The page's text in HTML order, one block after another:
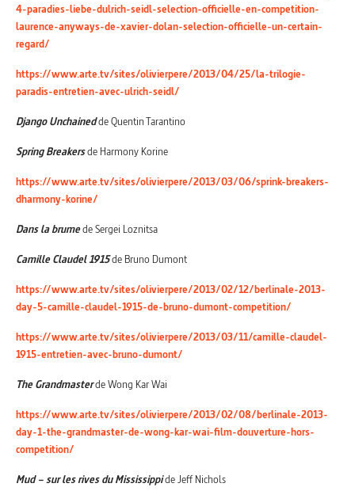
4-paradies-liebe-dulrich-seidl-selection-officielle-en-competition-
laurence-anyways-de-xavier-dolan-selection-officielle-un-certain-
regard/
https://www.arte.tv/sites/olivierpere/2013/04/25/la-trilogie-
paradis-entretien-avec-ulrich-seidl/
Django Unchainedde Quentin Tarantino
Spring Breakersde Harmony Korine
https://www.arte.tv/sites/olivierpere/2013/03/06/sprink-breakers-
dharmony-korine/
Dans la brumede Sergei Loznitsa
Camille Claudel 1915de Bruno Dumont
https://www.arte.tv/sites/olivierpere/2013/02/12/berlinale-2013-
day-5-camille-claudel-1915-de-bruno-dumont-competition/
https://www.arte.tv/sites/olivierpere/2013/03/11/camille-claudel-
1915-entretien-avec-bruno-dumont/
The Grandmasterde Wong Kar Wai
https://www.arte.tv/sites/olivierpere/2013/02/08/berlinale-2013-
day-1-the-grandmaster-de-wong-kar-wai-film-douverture-hors-
competition/
Mud – sur les rives du Mississippide Jeff Nichols